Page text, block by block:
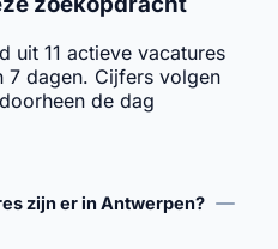
uit 11 actieve vacatures
7 dagen. Cijfers volgen
de dag
zijn er in Antwerpen?